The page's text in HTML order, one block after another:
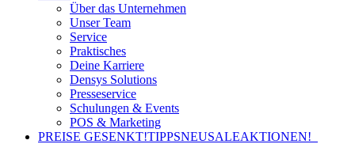
Über das Unternehmen
Unser Team
Service
Praktisches
Deine Karriere
Densys Solutions
Presseservice
Schulungen & Events
POS & Marketing
PREISE GESENKT!TIPPSNEUSALEAKTIONEN!